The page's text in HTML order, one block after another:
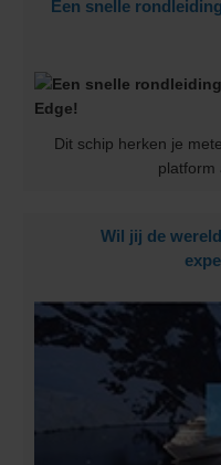
Een snelle
Dit schip herken je
platform
Wil jij de